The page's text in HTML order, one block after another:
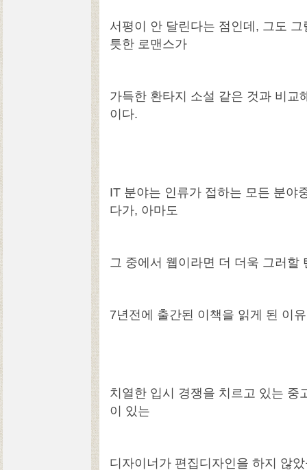
서평이 안 달린다는 점인데, 그도
틋한 로맨스가
가득한 환타지 소설 같은 것과 비교
이다.
IT 분야는 인류가 접하는 모든 분야
다가, 아마도
그 중에서 웹이라면 더 더욱 그러
7년전에 출간된 이책을 읽게 된 이
치열한 입시 경쟁을 치르고 있는 중
이 있는
디자이너가 편집디자인을 하지 않